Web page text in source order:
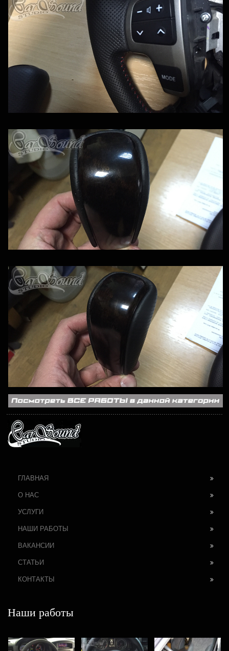
ГЛАВНАЯ
О НАС
УСЛУГИ
НАШИ РАБОТЫ
ВАКАНСИИ
СТАТЬИ
КОНТАКТЫ
Наши работы